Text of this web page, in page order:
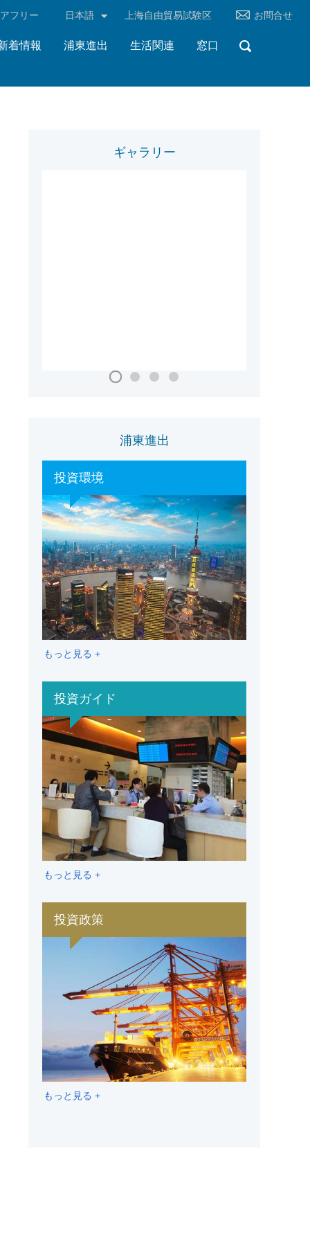
フリー 日本語 上海自由貿易試験区 お問合せ
着情報 浦東進出 生活関連 窓口
ギャラリー
浦東進出
投資環境
もっと見る +
投資ガイド
もっと見る +
投資政策
もっと見る +